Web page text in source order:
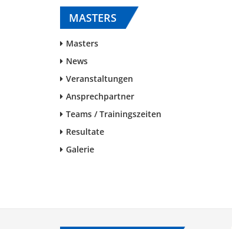
MASTERS
Masters
News
Veranstaltungen
Ansprechpartner
Teams / Trainingszeiten
Resultate
Galerie